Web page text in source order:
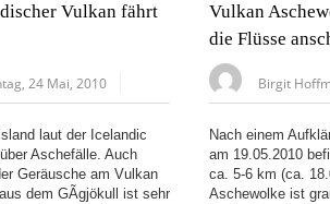
Vulkan fährt
24 Mai, 2010
laut der Icelandic
Aschefälle. Auch
Geräusche am Vulkan
dem GÃ­gjökull ist sehr
Vulkan
die Flüsse
Birgit
Nach einem
am 19.05.2010
ca. 5-6 km (ca.
Aschewolke ist